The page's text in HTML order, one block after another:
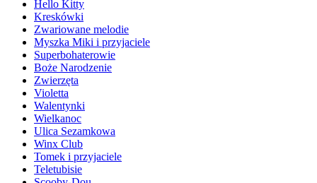
Hello Kitty
Kreskówki
Zwariowane melodie
Myszka Miki i przyjaciele
Superbohaterowie
Boże Narodzenie
Zwierzęta
Violetta
Walentynki
Wielkanoc
Ulica Sezamkowa
Winx Club
Tomek i przyjaciele
Teletubisie